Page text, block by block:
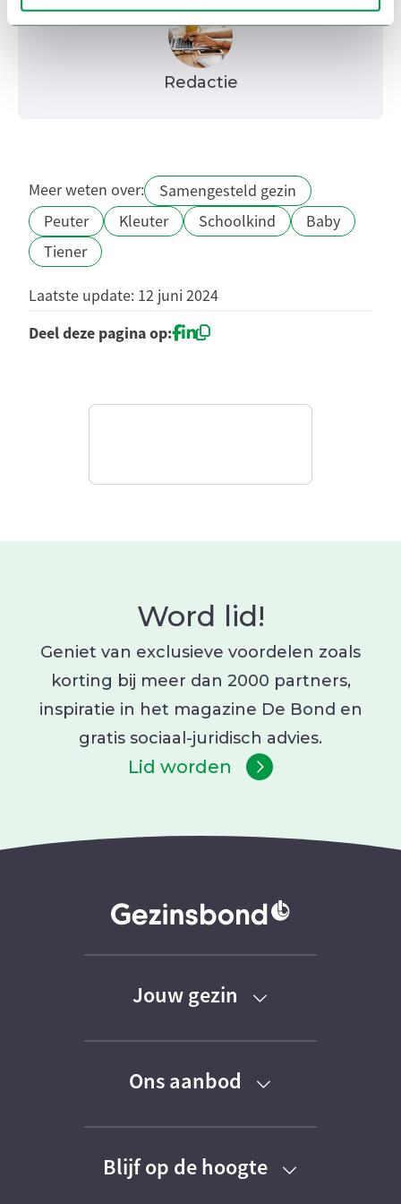
Redactie
Meer weten over:
Samengesteld gezin
Peuter
Kleuter Schoolkind
Baby
Tiener
Laatste update: 12 juni 2024
Deel deze pagina op:
Word lid!
Geniet van exclusieve voordelen zoals
korting bij meer dan 2000 partners,
inspiratie in het magazine De Bond en
gratis sociaal-juridisch advies.
Lid worden
Jouw gezin
Baby
Peuter
Ons aanbod
Kortingen
Activiteiten
Blijf op de hoogte